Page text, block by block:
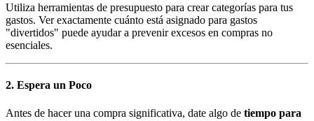
Utiliza herramientas de presupuesto para crear categorías para tus
gastos. Ver exactamente cuánto está asignado para gastos
"divertidos" puede ayudar a prevenir excesos en compras no
esenciales.
2. Espera un Poco
Antes de hacer una compra significativa, date algo de tiempo para